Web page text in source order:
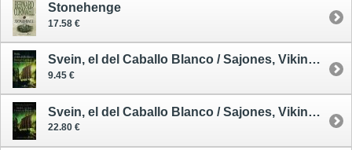
Stonehenge
17.58 €
Svein, el del Caballo Blanco / Sajones, Vikingos y Normandos 2 - tapa blanda
9.45 €
Svein, el del Caballo Blanco / Sajones, Vikingos y Normandos 2 - tapa dura
22.80 €